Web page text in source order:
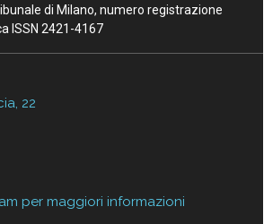
di Milano, numero registrazione
ISSN 2421-4167
22
per maggiori informazioni